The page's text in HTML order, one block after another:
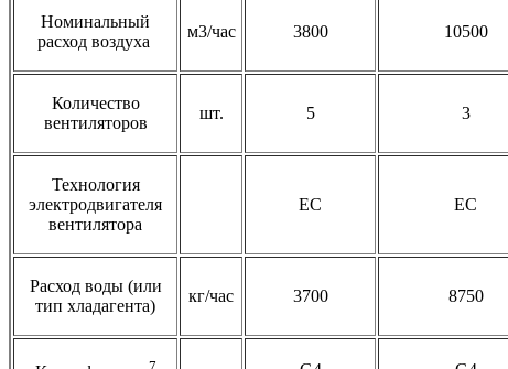
Номинальный
расход воздуха
м3/час 3800 10500
Количество
вентиляторов
шт. 5 3
Технология
электродвигателя
вентилятора
EC EC
Расход воды (или
тип хладагента)
кг/час 3700 8750